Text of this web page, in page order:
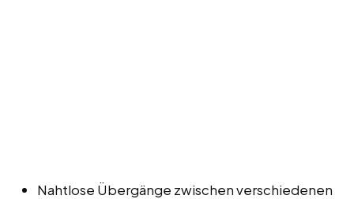
Nahtlose Übergänge zwischen verschiedenen